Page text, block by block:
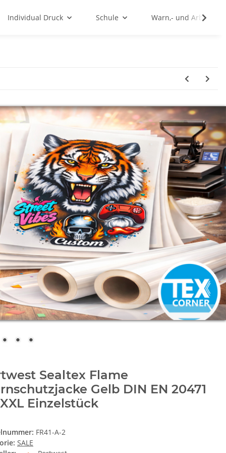
Individual Druck Schule Warn,- und
Sealtex Flame
Gelb DIN EN 20471
Einzelstück
FR41-A-2
SALE